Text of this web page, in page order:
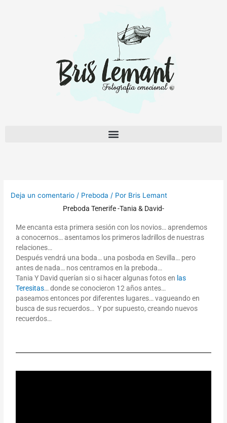
Deja un comentario / Preboda / Por Bris Lemant
Preboda Tenerife -Tania & David-
Me encanta esta primera sesión con los novios… aprendemos
a conocernos… asentamos los primeros ladrillos de nuestras
relaciones…
Después vendrá una boda… una posboda en Sevilla… pero
antes de nada… nos centramos en la preboda…
Tania Y David querían si o si hacer algunas fotos en las
Teresitas… donde se conocieron 12 años antes…
paseamos entonces por diferentes lugares… vagueando en
busca de sus recuerdos… Y por supuesto, creando nuevos
recuerdos…